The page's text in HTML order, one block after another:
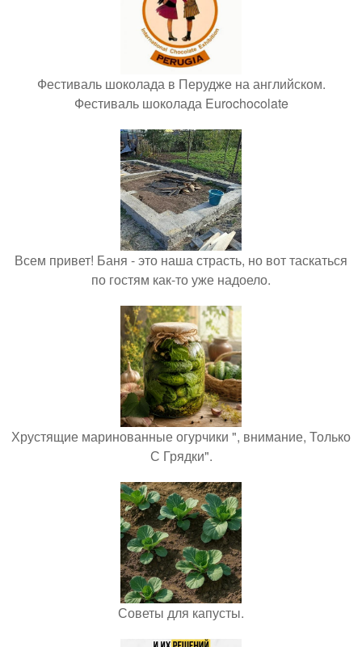
Фестиваль шоколада в Перудже на английском.
Фестиваль шоколада Eurochocolate
Всем привет! Баня - это наша страсть, но вот таскаться
по гостям как-то уже надоело.
Хрустящие маринованные огурчики ", внимание, Только
С Грядки".
Советы для капусты.